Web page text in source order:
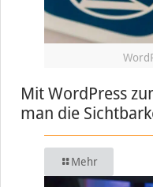
Mit WordPress
man die
Mehr